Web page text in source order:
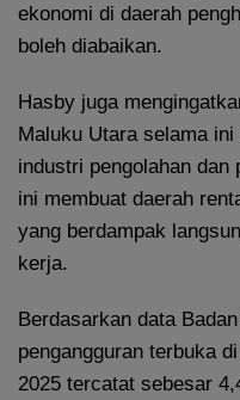
ekonomi di daerah
boleh diabaikan.
Hasby juga
Maluku Utara selama
industri pengolahan dan
ini membuat daerah
yang berdampak
kerja.
Berdasarkan data
pengangguran terbuka
2025 tercatat sebesar